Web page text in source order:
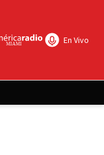
En Vivo